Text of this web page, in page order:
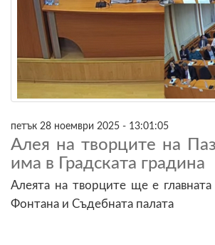
петък 28 ноември 2025 - 13:01:05
Алея на творците на
има в Градската градина
Алеята на творците ще е главната
Фонтана и Съдебната палата